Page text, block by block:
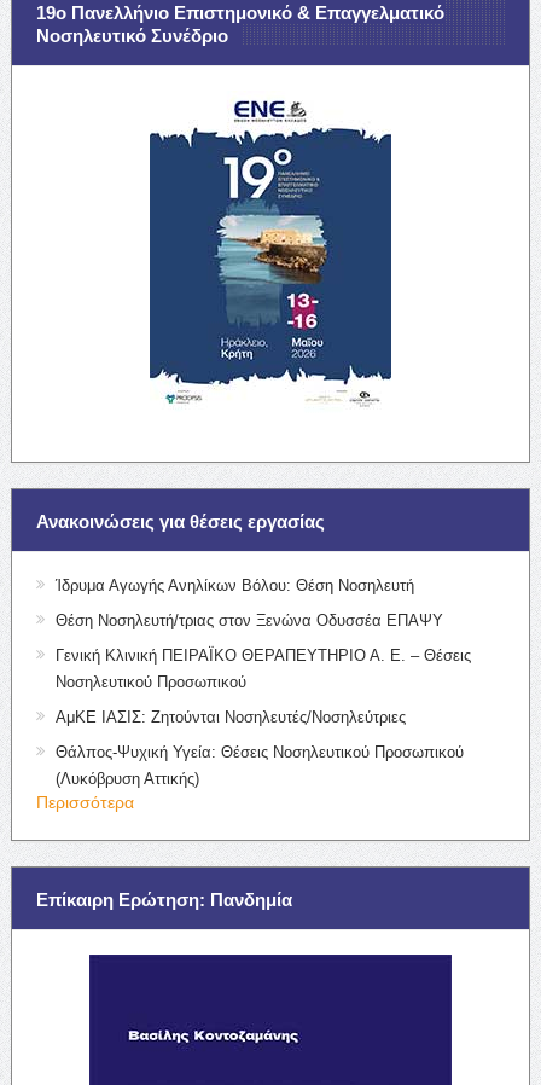
19ο Πανελλήνιο Επιστημονικό & Επαγγελματικό
Νοσηλευτικό Συνέδριο
Ανακοινώσεις για θέσεις εργασίας
Ίδρυμα Αγωγής Ανηλίκων Βόλου: Θέση Νοσηλευτή
Θέση Νοσηλευτή/τριας στον Ξενώνα Οδυσσέα ΕΠΑΨΥ
Γενική Κλινική ΠΕΙΡΑΪΚΟ ΘΕΡΑΠΕΥΤΗΡΙΟ Α. Ε. – Θέσεις
Νοσηλευτικού Προσωπικού
ΑμΚΕ ΙΑΣΙΣ: Ζητούνται Νοσηλευτές/Νοσηλεύτριες
Θάλπος-Ψυχική Υγεία: Θέσεις Νοσηλευτικού Προσωπικού
(Λυκόβρυση Αττικής)
Περισσότερα
Επίκαιρη Ερώτηση: Πανδημία